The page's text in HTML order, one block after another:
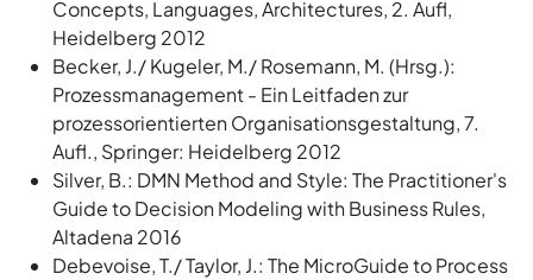
Concepts, Languages, Architectures, 2. Aufl,
Heidelberg 2012
Becker, J./ Kugeler, M./ Rosemann, M. (Hrsg.):
Prozessmanagement - Ein Leitfaden zur
prozessorientierten Organisationsgestaltung, 7.
Aufl., Springer: Heidelberg 2012
Silver, B.: DMN Method and Style: The Practitioner's
Guide to Decision Modeling with Business Rules,
Altadena 2016
Debevoise, T./ Taylor, J.: The MicroGuide to Process